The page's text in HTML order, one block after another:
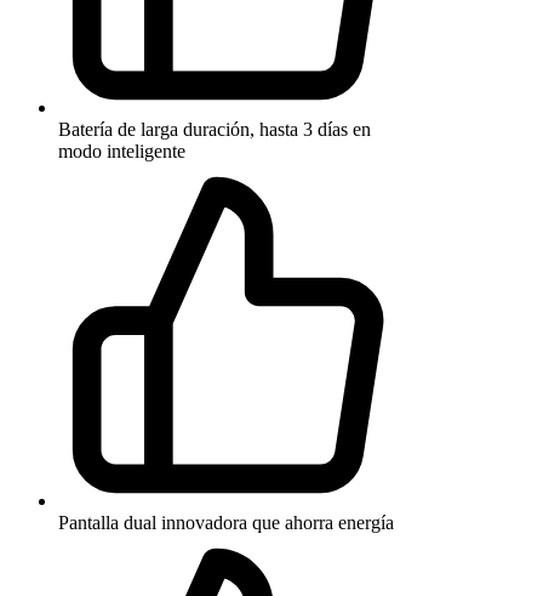
Batería de larga duración, hasta 3 días en
modo inteligente
Pantalla dual innovadora que ahorra energía